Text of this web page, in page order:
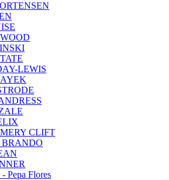
LEWIS
CLIFT
Pepa Flores